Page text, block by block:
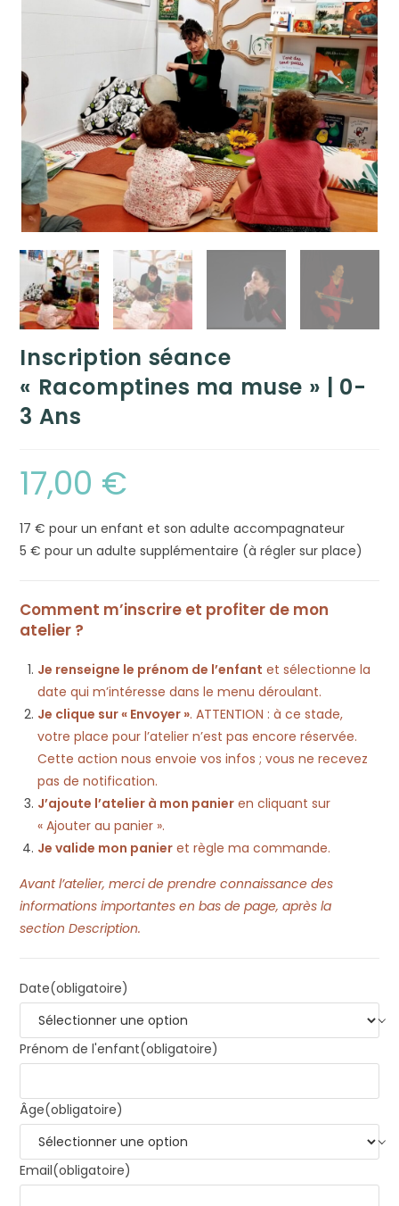
Inscription séance
« Racomptines ma muse » | 0-
3 Ans
17,00 €
17 € pour un enfant et son adulte accompagnateur
5 € pour un adulte supplémentaire (à régler sur place)
Comment m’inscrire et profiter de mon
atelier ?
Je renseigne le prénom de l’enfant et sélectionne la
date qui m’intéresse dans le menu déroulant.
Je clique sur « Envoyer ». ATTENTION : à ce stade,
votre place pour l’atelier n’est pas encore réservée.
Cette action nous envoie vos infos ; vous ne recevez
pas de notification.
J’ajoute l’atelier à mon panier en cliquant sur
« Ajouter au panier ».
Je valide mon panier et règle ma commande.
Avant l’atelier, merci de prendre connaissance des
informations importantes en bas de page, après la
section Description.
Date(obligatoire)
Prénom de l'enfant(obligatoire)
Âge(obligatoire)
Email(obligatoire)